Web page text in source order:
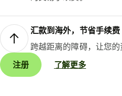
汇款到海外，节省手续费
跨越距离的障碍，让您的
注册
了解更多